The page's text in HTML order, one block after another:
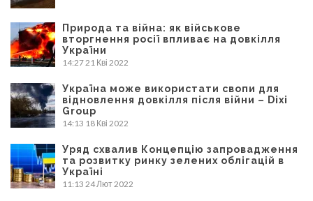
Природа та війна: як військове
вторгнення росії впливає на довкілля
України
14:2721 Кві 2022
Україна може використати свопи для
відновлення довкілля після війни – Dixi
Group
14:13 18 Кві 2022
Уряд схвалив Концепцію запровадження
та розвитку ринку зелених облігацій в
Україні
11:13 24 Лют 2022